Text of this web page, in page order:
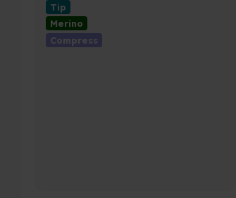
hvězdiček.
Tip
Merino
Compress